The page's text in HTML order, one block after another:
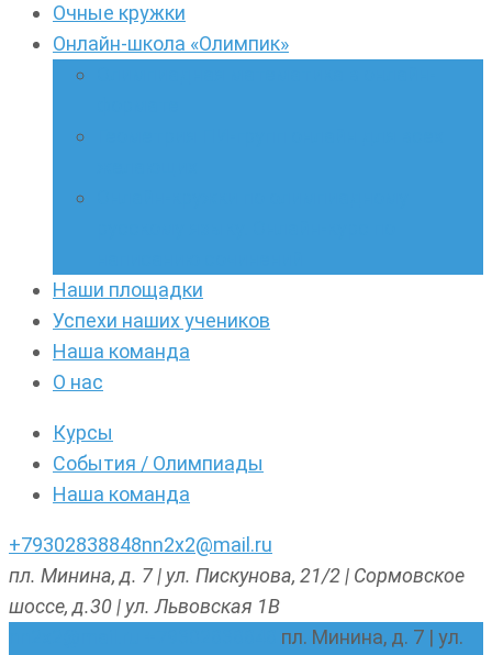
Очные кружки
Онлайн-школа «Олимпик»
Наши площадки
Успехи наших учеников
Наша команда
О нас
Курсы
События / Олимпиады
Наша команда
+79302838848nn2x2@mail.ru
пл. Минина, д. 7 | ул. Пискунова, 21/2 | Сормовское
шоссе, д.30 | ул. Львовская 1В
пл. Минина, д. 7 | ул.